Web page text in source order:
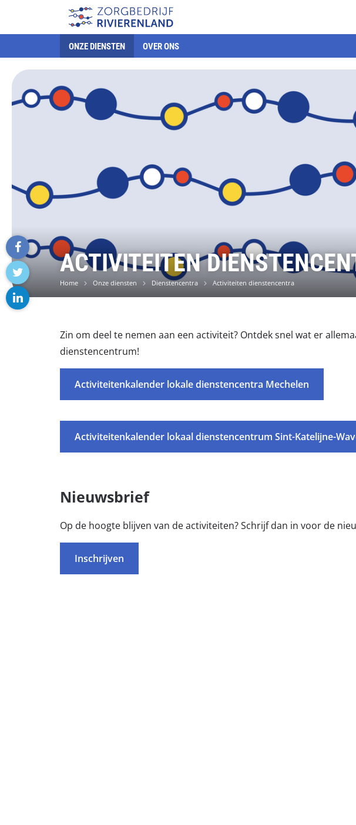
ONZE DIENSTEN OVER ONS
ACTIVITEITEN
Home Onze diensten Dienstencentra Activiteiten dienstencentra
facebook
twitter
Zin om deel te nemen aan een activiteit? Ontdek snel wat er
dienstencentrum!
Activiteitenkalender lokale dienstencentra Mechelen
Activiteitenkalender lokaal dienstencentrum Sint-Katelijne-
Nieuwsbrief
Op de hoogte blijven van de activiteiten? Schrijf dan in voor de
Inschrijven